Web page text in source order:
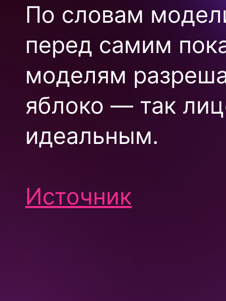
По словам
перед самим
моделям
яблоко — так
идеальным.
Источник